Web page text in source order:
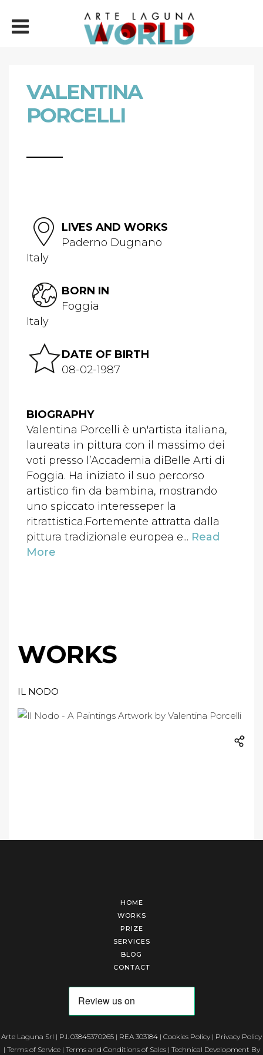
VALENTINA
PORCELLI
LIVES AND WORKS
Paderno Dugnano
Italy
BORN IN
Foggia
Italy
DATE OF BIRTH
08-02-1987
BIOGRAPHY
Valentina Porcelli è un'artista italiana,
laureata in pittura con il massimo dei
voti presso l’Accademia diBelle Arti di
Foggia. Ha iniziato il suo percorso
artistico fin da bambina, mostrando
uno spiccato interesseper la
ritrattistica.Fortemente attratta dalla
pittura tradizionale europea e... Read
More
WORKS
IL NODO
HOME
WORKS
PRIZE
SERVICES
BLOG
CONTACT
Arte Laguna Srl | P.I. 03845370265 | REA 303184 | Cookies Policy | Privacy Policy
| Terms of Service| Terms and Conditions of Sales| Technical Development By